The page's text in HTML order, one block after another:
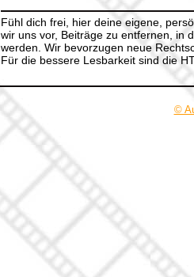
Fühl dich frei, hier deine eigene,
wir uns vor, Beiträge zu entfernen, in
werden. Wir bevorzugen neue
Für die bessere Lesbarkeit sind die
©